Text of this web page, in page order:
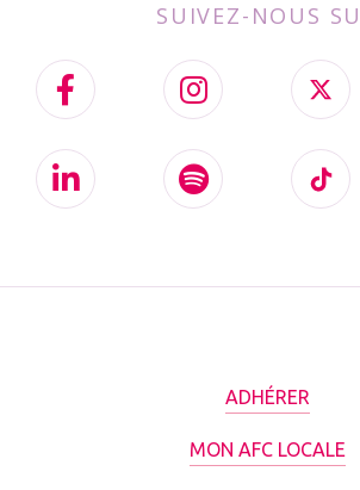
SUIVEZ-NOUS
ADHÉRER
MON AFC LOCALE